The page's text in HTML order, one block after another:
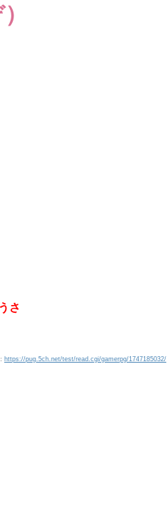
さ
https://pug.5ch.net/test/read.cgi/gamerpg/1747185032/